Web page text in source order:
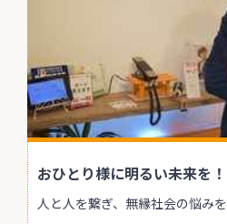
おひとり様に明るい未来を！
人と人を繋ぎ、無縁社会の悩み